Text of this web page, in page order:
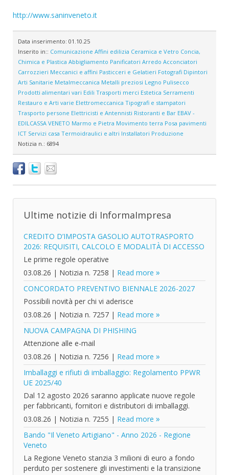
http://www.saninveneto.it
Data inserimento: 01.10.25
Inserito in:: Comunicazione Affini edilizia Ceramica e Vetro Concia,
Chimica e Plastica Abbigliamento Panificatori Arredo Acconciatori
Carrozzieri Meccanici e affini Pasticceri e Gelatieri Fotografi Dipintori
Arti Sanitarie Metalmeccanica Metalli preziosi Legno Pulisecco
Prodotti alimentari vari Edili Trasporti merci Estetica Serramenti
Restauro e Arti varie Elettromeccanica Tipografi e stampatori
Trasporto persone Elettricisti e Antennisti Ristoranti e Bar EBAV -
EDILCASSA VENETO Marmo e Pietra Movimento terra Posa pavimenti
ICT Servizi casa Termoidraulici e altri Installatori Produzione
Notizia n.: 6894
Ultime notizie di InformaImpresa
CREDITO D’IMPOSTA GASOLIO AUTOTRASPORTO
2026: REQUISITI, CALCOLO E MODALITÀ DI ACCESSO
Le prime regole operative
03.08.26 | Notizia n. 7258 | Read more
CONCORDATO PREVENTIVO BIENNALE 2026-2027
Possibili novità per chi vi aderisce
03.08.26 | Notizia n. 7257 | Read more
NUOVA CAMPAGNA DI PHISHING
Attenzione alle e-mail
03.08.26 | Notizia n. 7256 | Read more
Imballaggi e rifiuti di imballaggio: Regolamento PPWR
UE 2025/40
Dal 12 agosto 2026 saranno applicate nuove regole
per fabbricanti, fornitori e distributori di imballaggi.
03.08.26 | Notizia n. 7255 | Read more
Bando "Il Veneto Artigiano" - Anno 2026 - Regione
Veneto
La Regione Veneto stanzia 3 milioni di euro a fondo
perduto per sostenere gli investimenti e la transizione